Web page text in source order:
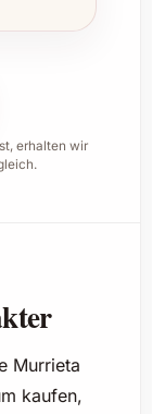
erhalten wir
Murrieta
kaufen,